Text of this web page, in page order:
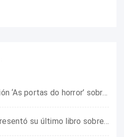
Inauguramos la exposición ‘As portas do horror’ sobre el campo de concentración franquista de Camposancos
Fernando Olmeda nos presentó su último libro sobre la fotógrafa Gerda Taro